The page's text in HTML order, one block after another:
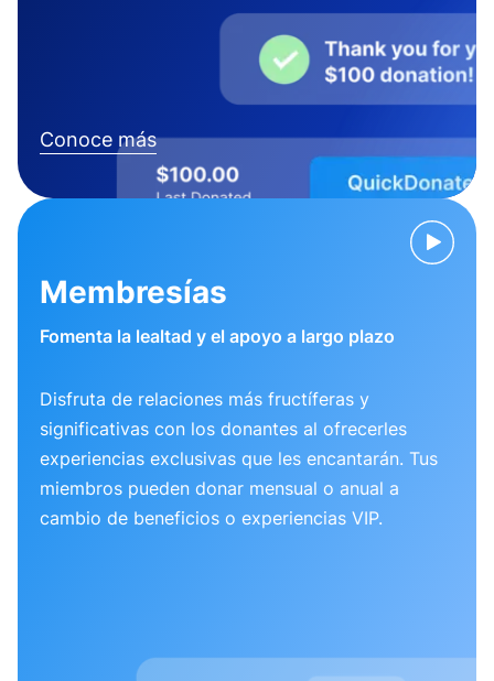
Conoce más
Membresías
Fomenta la lealtad y el apoyo a largo plazo
Disfruta de relaciones más fructíferas y
significativas con los donantes al ofrecerles
experiencias exclusivas que les encantarán. Tus
miembros pueden donar mensual o anual a
cambio de beneficios o experiencias VIP.